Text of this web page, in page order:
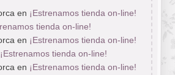
en ¡Estrenamos tienda on-line!
tienda on-line!
en ¡Estrenamos tienda on-line!
¡Estrenamos tienda on-line!
en ¡Estrenamos tienda on-line!